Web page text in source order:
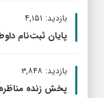
بازدید: ۴,۱۵۱
پایان ثبت‌نام
بازدید: ۳,۸۴۸
پخش زنده